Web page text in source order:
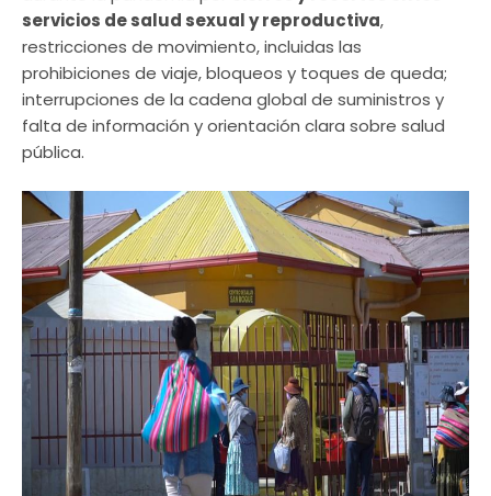
servicios de salud sexual y reproductiva,
restricciones de movimiento, incluidas las
prohibiciones de viaje, bloqueos y toques de queda;
interrupciones de la cadena global de suministros y
falta de información y orientación clara sobre salud
pública.